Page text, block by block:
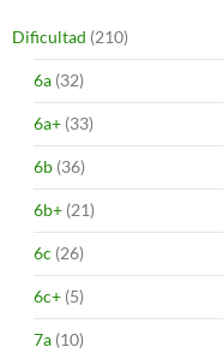
Dificultad (210)
6a (32)
6a+ (33)
6b (36)
6b+ (21)
6c (26)
6c+ (5)
7a (10)